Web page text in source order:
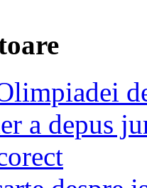
a depus